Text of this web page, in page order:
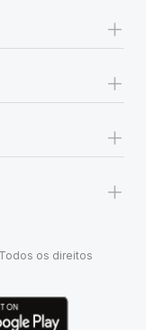
+
+
+
+
os direitos